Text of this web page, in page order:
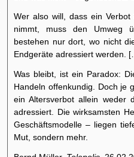
Wer also will, dass ein
nimmt, muss den Umweg
bestehen nur dort, wo nicht
Endgeräte adressiert werden.
Was bleibt, ist ein Paradox:
Handeln offenkundig. Doch je
ein Altersverbot allein weder
adressiert. Die wirksamsten
Geschäftsmodelle – liegen
Mut, sondern mehr.